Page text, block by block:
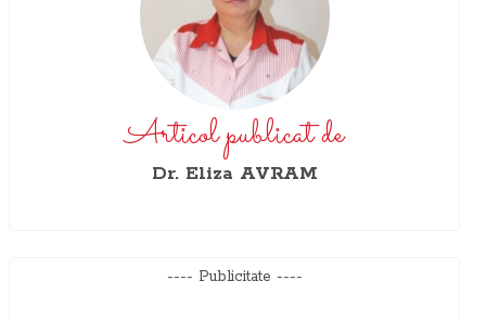
Articol publicat de
Dr. Eliza AVRAM
---- Publicitate ----